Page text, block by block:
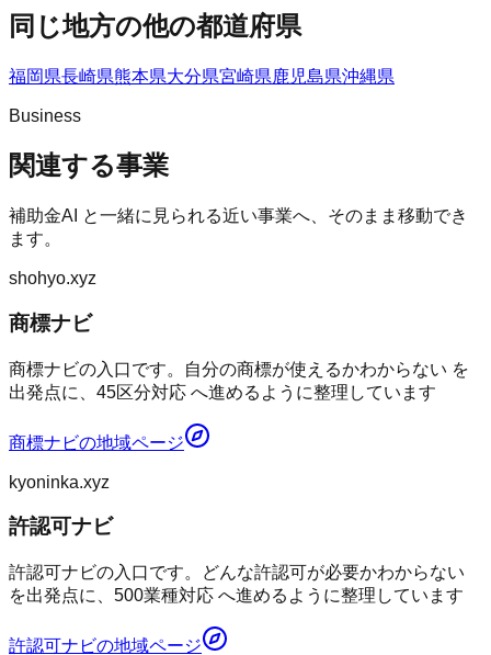
同じ地方の他の都道府県
福岡県長崎県熊本県大分県宮崎県鹿児島県沖縄県
Business
関連する事業
補助金AI
と一緒に見られる近い事業へ、そのまま移動でき
ます。
shohyo.xyz
商標ナビ
商標ナビの入口です。自分の商標が使えるかわからない を
出発点に、45区分対応 へ進めるように整理しています
商標ナビの地域ページ
kyoninka.xyz
許認可ナビ
許認可ナビの入口です。どんな許認可が必要かわからない
を出発点に、500業種対応 へ進めるように整理しています
許認可ナビの地域ページ